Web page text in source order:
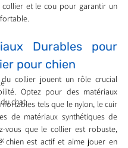
chat
et le cou pour garantir un
Durables pour
pour chien
du collier jouent un rôle crucial
Optez pour des matériaux
tels que le nylon, le cuir
de matériaux synthétiques de
vous que le collier est robuste,
chien est actif et aime jouer en